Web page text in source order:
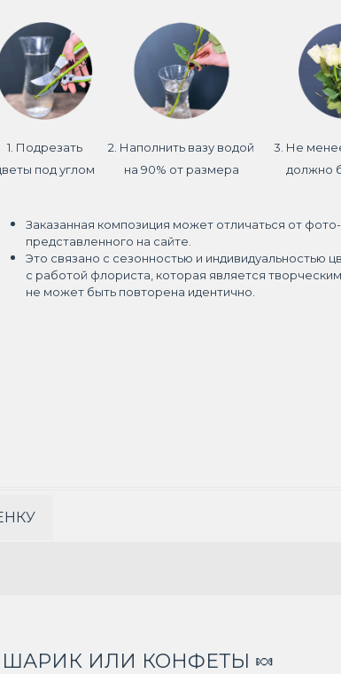
1. Подрезать
под углом
2. Наполнить вазу водой
на 90% от размера
3. Не
должно
Заказанная композиция может отличаться от
представленного на сайте.
Это связано с сезонностью и индивидуальностью
с работой флориста, которая является
не может быть повторена идентично.
ШАРИК ИЛИ КОНФЕТЫ 🍬